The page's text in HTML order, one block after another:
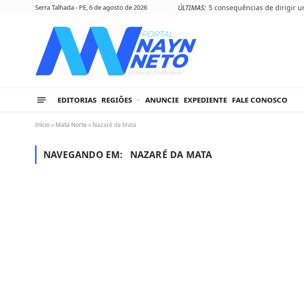
Serra Talhada - PE, 6 de agosto de 2026 ÚLTIMAS:
EDITORIAS REGIÕES ANUNCIE EXPEDIENTE FALE CONOSCO
Início » Mata Norte » Nazaré da Mata
NAVEGANDO EM: NAZARÉ DA MATA